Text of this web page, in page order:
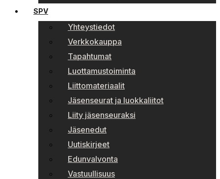
SPV
Yhteystiedot
Verkkokauppa
Tapahtumat
Luottamustoiminta
Liittomateriaalit
Jäsenseurat ja luokkaliitot
Liity jäsenseuraksi
Jäsenedut
Uutiskirjeet
Edunvalvonta
Vastuullisuus